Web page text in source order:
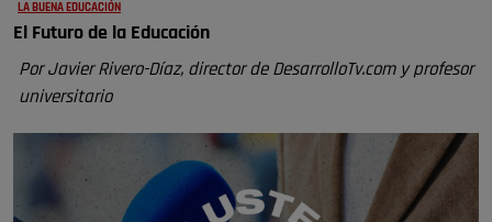
LA BUENA EDUCACIÓN
El Futuro de la Educación
Por Javier Rivero-Díaz, director de DesarrolloTv.com y profesor
universitario